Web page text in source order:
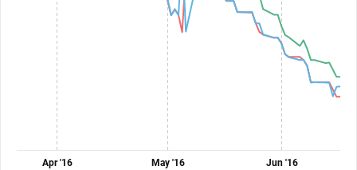
Apr '16 May '16 Jun '16